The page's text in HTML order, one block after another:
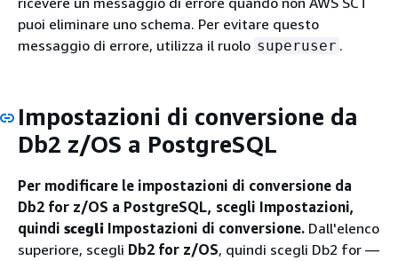
puoi eliminare uno schema. Per evitare questo
messaggio di errore, utilizza il ruolo superuser .
Impostazioni di conversione da
Db2 z/OS a PostgreSQL
Per modificare le impostazioni di conversione da
Db2 for z/OS a PostgreSQL, scegli Impostazioni,
quindi scegli Impostazioni di conversione. Dall'elenco
superiore, scegli Db2 for z/OS, quindi scegli Db2 for —